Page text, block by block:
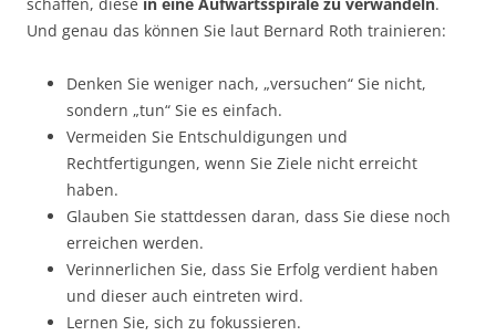
Und genau das können Sie laut Bernard Roth trainieren:
Denken Sie weniger nach, „versuchen“ Sie nicht,
sondern „tun“ Sie es einfach.
Vermeiden Sie Entschuldigungen und
Rechtfertigungen, wenn Sie Ziele nicht erreicht
haben.
Glauben Sie stattdessen daran, dass Sie diese noch
erreichen werden.
Verinnerlichen Sie, dass Sie Erfolg verdient haben
und dieser auch eintreten wird.
Lernen Sie, sich zu fokussieren.